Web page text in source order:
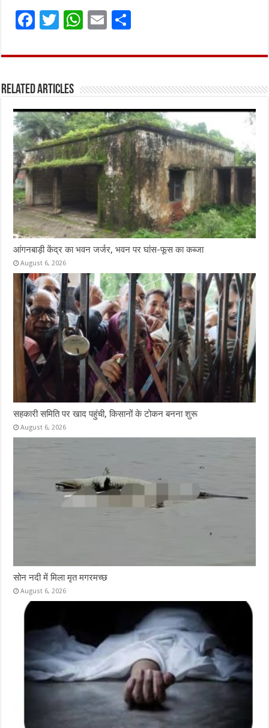
F
ce
o
o
k
T
it
r
W
at
A
p
p
E
ai ar
Related Articles
आंगनबाड़ी केंद्र का भवन जर्जर, भवन पर घांस-फूस का कब्जा
August 6, 2026
सहकारी समिति पर खाद पहुंची, किसानों के टोकन बनना शुरू
August 6, 2026
सोन नदी में मिला मृत मगरमच्छ
August 6, 2026